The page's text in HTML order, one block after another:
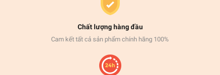
Chất lượng hàng đầu
Cam kết tất cả sản phẩm chính hãng 100%